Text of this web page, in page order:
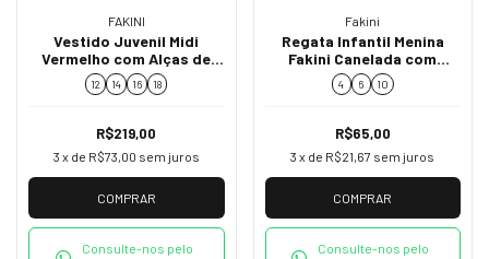
FAKINI
Vestido Juvenil Midi
Vermelho com Alças de
Babado 02841
12 14 16 18
R$219,00
3 x de R$73,00 sem juros
COMPRAR
Consulte-nos pelo
Fakini
Regata Infantil Menina
Fakini Canelada com
Cerejinhas 02253
4 6 10
R$65,00
3 x de R$21,67 sem juros
COMPRAR
Consulte-nos pelo